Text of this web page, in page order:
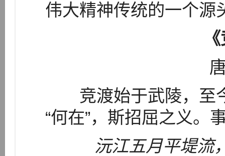
伟大精神传统的一个源
竞渡始于武陵，至
“何在”，斯招屈之义。
沅江五月平堤流